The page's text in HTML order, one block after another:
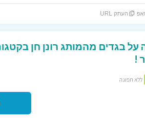
העתק URL
!
ללא תפוגה